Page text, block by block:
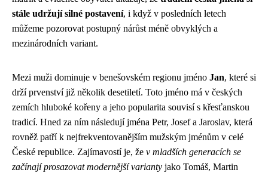
stále udržují silné postavení, i když v posledních letech
můžeme pozorovat postupný nárůst méně obvyklých a
mezinárodních variant.
Mezi muži dominuje v benešovském regionu jméno Jan, které si
drží prvenství již několik desetiletí. Toto jméno má v českých
zemích hluboké kořeny a jeho popularita souvisí s křesťanskou
tradicí. Hned za ním následují jména Petr, Josef a Jaroslav, která
rovněž patří k nejfrekventovanějším mužským jménům v celé
České republice. Zajímavostí je, že v mladších generacích se
začínají prosazovat modernější varianty jako Tomáš, Martin